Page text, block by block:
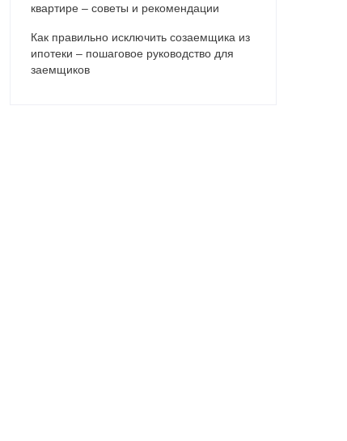
квартире – советы и рекомендации
Как правильно исключить созаемщика из
ипотеки – пошаговое руководство для
заемщиков